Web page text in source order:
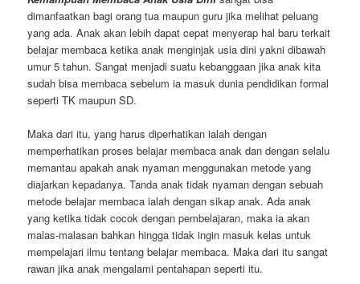
dimanfaatkan bagi orang tua maupun guru jika melihat peluang
yang ada. Anak akan lebih dapat cepat menyerap hal baru terkait
belajar membaca ketika anak menginjak usia dini yakni dibawah
umur 5 tahun. Sangat menjadi suatu kebanggaan jika anak kita
sudah bisa membaca sebelum ia masuk dunia pendidikan formal
seperti TK maupun SD.
Maka dari itu, yang harus diperhatikan ialah dengan
memperhatikan proses belajar membaca anak dan dengan selalu
memantau apakah anak nyaman menggunakan metode yang
diajarkan kepadanya. Tanda anak tidak nyaman dengan sebuah
metode belajar membaca ialah dengan sikap anak. Ada anak
yang ketika tidak cocok dengan pembelajaran, maka ia akan
malas-malasan bahkan hingga tidak ingin masuk kelas untuk
mempelajari ilmu tentang belajar membaca. Maka dari itu sangat
rawan jika anak mengalami pentahapan seperti itu.